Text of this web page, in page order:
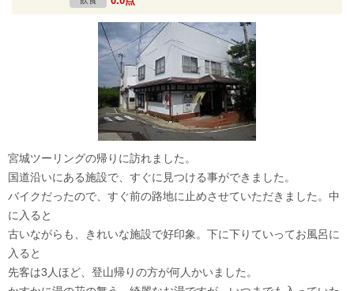
宮城ツーリングの帰りに訪れました。
国道沿いにある施設で、すぐに見つける事ができました。
バイクだったので、すぐ前の路地に止めさせていただきました。中
に入ると
古いながらも、きれいな施設で好印象。下に下りていってお風呂に
入ると
先客は3人ほど、登山帰りの方が何人かいました。